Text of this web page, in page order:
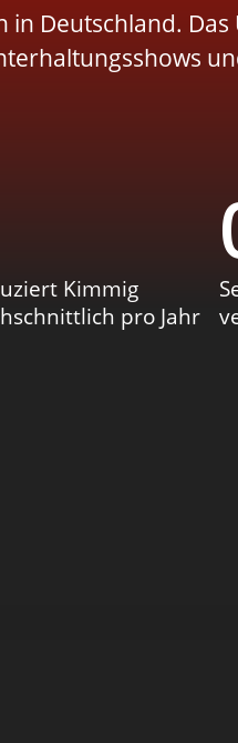
in Deutschland.
Kimmig
pro Jahr